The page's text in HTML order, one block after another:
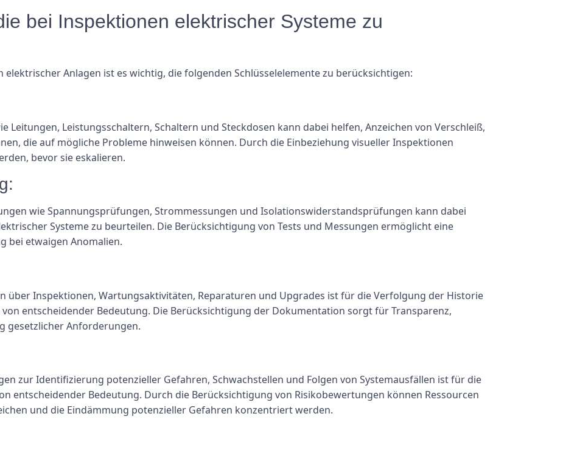
bei Inspektionen elektrischer Systeme zu
Anlagen ist es wichtig, die folgenden Schlüsselelemente zu berücksichtigen:
Leitungen, Leistungsschaltern, Schaltern und Steckdosen kann dabei helfen, Anzeichen von Verschleiß,
die auf mögliche Probleme hinweisen können. Durch die Einbeziehung visueller Inspektionen
bevor sie eskalieren.
wie Spannungsprüfungen, Strommessungen und Isolationswiderstandsprüfungen kann dabei
Systeme zu beurteilen. Die Berücksichtigung von Tests und Messungen ermöglicht eine
bei etwaigen Anomalien.
über Inspektionen, Wartungsaktivitäten, Reparaturen und Upgrades ist für die Verfolgung der Historie
entscheidender Bedeutung. Die Berücksichtigung der Dokumentation sorgt für Transparenz,
gesetzlicher Anforderungen.
zur Identifizierung potenzieller Gefahren, Schwachstellen und Folgen von Systemausfällen ist für die
entscheidender Bedeutung. Durch die Berücksichtigung von Risikobewertungen können Ressourcen
und die Eindämmung potenzieller Gefahren konzentriert werden.